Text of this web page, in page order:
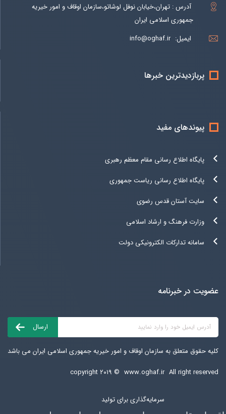
آدرس : تهران،خیابان نوفل لوشاتو،سازمان اوقاف و امور خیریه
جمهوری اسلامی ایران
ایمیل: info@oghaf.ir
پربازدیدترین خبرها
پیوندهای مفید
پایگاه اطلاع رسانی مقام معظم رهبری
پایگاه اطلاع رسانی ریاست جمهوری
سایت آستان قدس رضوی
وزارت فرهنگ و ارشاد اسلامی
سامانه تدارکات الکترونیکی دولت
عضویت در خبرنامه
کلیه حقوق متعلق به سازمان اوقاف و امور خیریه جمهوری اسلامی ایران می باشد
copyright ۲۰۱۹ © www.oghaf.ir All right reserved
سرمایه‌گذاری برای تولید